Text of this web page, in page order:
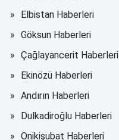
Elbistan Haberleri
Göksun Haberleri
Çağlayancerit Haberleri
Ekinözü Haberleri
Andırın Haberleri
Dulkadiroğlu Haberleri
Onikişubat Haberleri